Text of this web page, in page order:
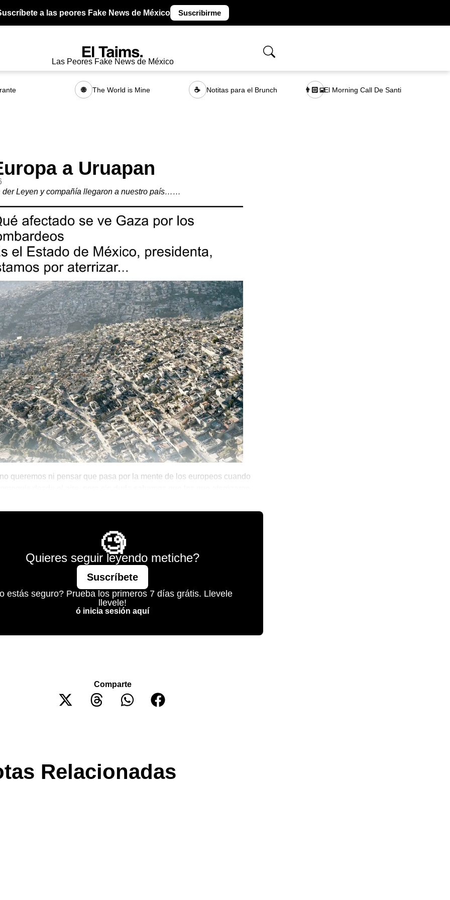
a las peores Fake News de México Suscribirme
Las Peores Fake News de México
🌐 The World is Mine ☕ Notitas para el Brunch 👨🏻‍💻El Morning Call De Santi
a Uruapan
der Leyen y compañía llegaron a nuestro país……
queremos ni pensar que pasa por la mente de los europeos cuando
🧐
Quieres seguir leyendo metiche?
Suscríbete
estás seguro? Prueba los primeros 7 días grátis. Llevele
llevele!
ó inicia sesión aquí
Comparte
Relacionadas